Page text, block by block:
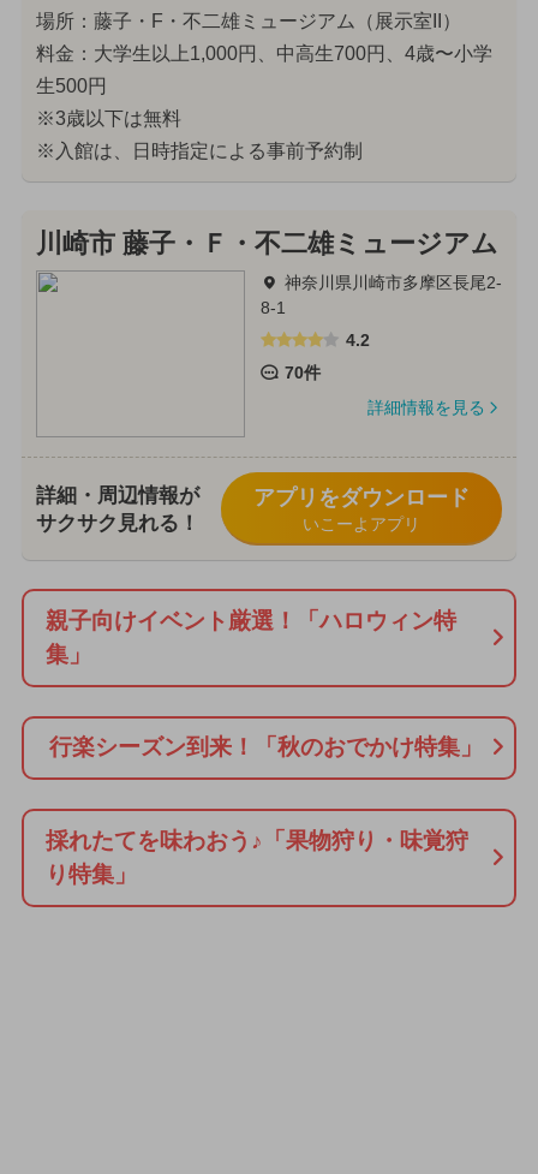
場所：藤子・F・不二雄ミュージアム（展示室II）
料金：大学生以上1,000円、中高生700円、4歳〜小学
生500円
※3歳以下は無料
※入館は、日時指定による事前予約制
川崎市 藤子・Ｆ・不二雄ミュージアム
神奈川県川崎市多摩区長尾2-
8-1
4.2
70件
詳細情報を見る
詳細・周辺情報が
サクサク見れる！
アプリをダウンロード
いこーよアプリ
親子向けイベント厳選！「ハロウィン特
集」
行楽シーズン到来！「秋のおでかけ特集」
採れたてを味わおう♪「果物狩り・味覚狩
り特集」